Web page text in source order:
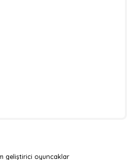
geliştirici oyuncaklar